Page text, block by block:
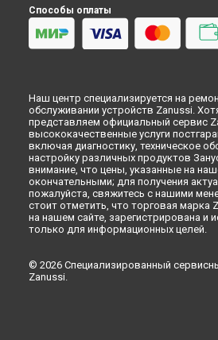
Красноярске
Замена труб поступления воды
Перми
Кирове
Замена труб поступления воды
Оренбурге
Замена труб поступления воды
Кемерово
Замена труб поступления воды
Новокузнецке
Замена труб поступления воды
Рязани
Астрахани
Замена труб поступления воды
Способы оплаты
Наш центр специализируется на
обслуживании устройств Zanussi.
представляем официальный сервис
высококачественные услуги
включая диагностику, техническое
настройку различных продуктов
внимание, что цены, указанные на
окончательными; для получения
пожалуйста, свяжитесь с нашими
стоит отметить, что торговая марка
на нашем сайте, зарегистрирована и
только для информационных целей.
© 2026 Специализированный
Zanussi.